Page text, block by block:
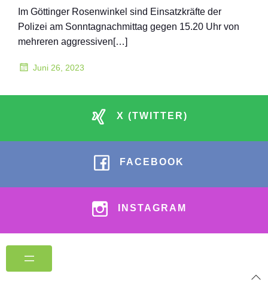
Im Göttinger Rosenwinkel sind Einsatzkräfte der
Polizei am Sonntagnachmittag gegen 15.20 Uhr von
mehreren aggressiven[…]
Juni 26, 2023
X (TWITTER)
FACEBOOK
INSTAGRAM